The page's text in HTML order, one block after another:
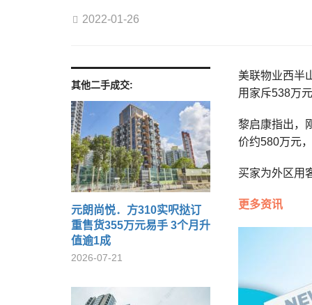
2022-01-26
其他二手成交:
元朗尚悦．方310实呎挞订
重售货355万元易手 3个月升
值逾1成
2026-07-21
美联物业西半
用家斥538万
黎启康指出，
价约580万元
买家为外区用
更多资讯